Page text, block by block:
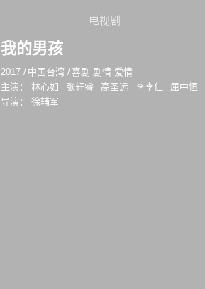
电视剧
我的男孩
2017 / 中国台湾 /喜剧 剧情 爱情
主演：
林心如 张轩睿 高圣远 李李仁 屈中恒
导演：
徐辅军